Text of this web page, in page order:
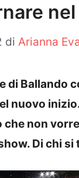
di Arianna
di Ballando
nuovo inizio.
che non
Di chi si